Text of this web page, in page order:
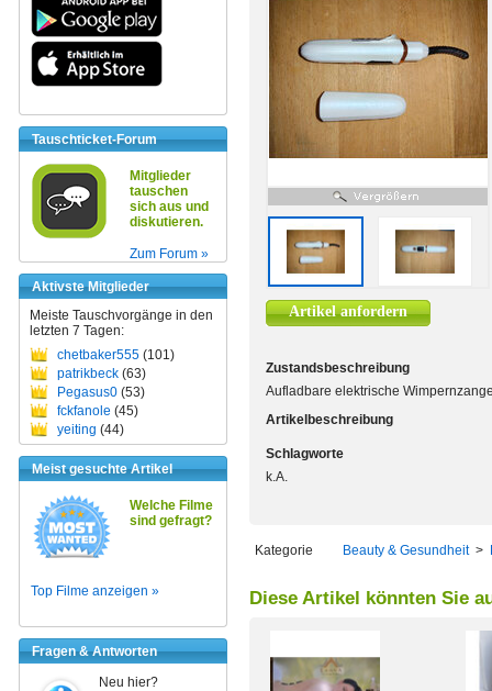
Tauschticket-Forum
Mitglieder
tauschen
sich aus und
diskutieren.
Zum Forum »
Aktivste Mitglieder
Meiste Tauschvorgänge in den
letzten 7 Tagen:
chetbaker555 (101)
patrikbeck (63)
Pegasus0 (53)
fckfanole (45)
yeiting (44)
Meist gesuchte Artikel
Welche Filme
sind gefragt?
Top Filme anzeigen »
Fragen & Antworten
Neu hier?
Artikel anfordern
Zustandsbeschreibung
Aufladbare elektrische
Artikelbeschreibung
Schlagworte
k.A.
Kategorie Beauty & Gesundheit>
Diese Artikel könnten Sie